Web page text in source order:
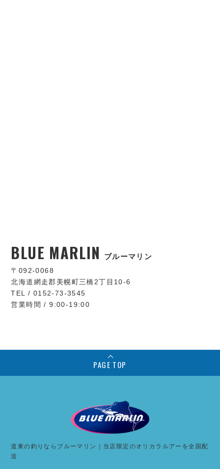
BLUE MARLIN ブルーマリン
〒092-0068
北海道網走郡美幌町三橋2丁目10-6
TEL / 0152-73-3545
営業時間 / 9:00-19:00
PAGE TOP
道東の釣りならブルーマリン｜当店限定のオリカラルアーを全国配
送